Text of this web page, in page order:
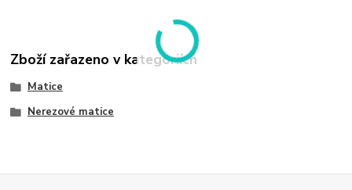
Zboží zařazeno v kategoriích
Matice
Nerezové matice